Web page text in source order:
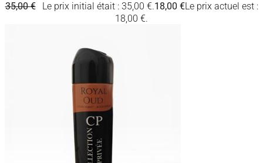
35,00€ Le prix initial était : 35,00 €.18,00 €Le prix actuel est :
18,00 €.